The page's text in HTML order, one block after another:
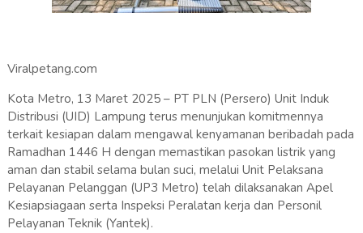
Viralpetang.com
Kota Metro, 13 Maret 2025 – PT PLN (Persero) Unit Induk
Distribusi (UID) Lampung terus menunjukan komitmennya
terkait kesiapan dalam mengawal kenyamanan beribadah pada
Ramadhan 1446 H dengan memastikan pasokan listrik yang
aman dan stabil selama bulan suci, melalui Unit Pelaksana
Pelayanan Pelanggan (UP3 Metro) telah dilaksanakan Apel
Kesiapsiagaan serta Inspeksi Peralatan kerja dan Personil
Pelayanan Teknik (Yantek).